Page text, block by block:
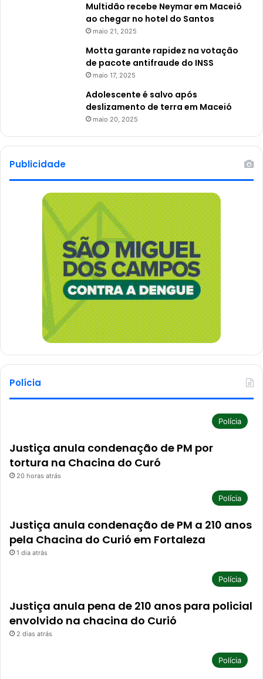
Multidão recebe Neymar em Maceió
ao chegar no hotel do Santos
maio 21, 2025
Motta garante rapidez na votação
de pacote antifraude do INSS
maio 17, 2025
Adolescente é salvo após
deslizamento de terra em Maceió
maio 20, 2025
Publicidade
Polícia
Polícia
Justiça anula condenação de PM por
tortura na Chacina do Curó
20 horas atrás
Polícia
Justiça anula condenação de PM a 210 anos
pela Chacina do Curió em Fortaleza
1 dia atrás
Polícia
Justiça anula pena de 210 anos para policial
envolvido na chacina do Curió
2 dias atrás
Polícia